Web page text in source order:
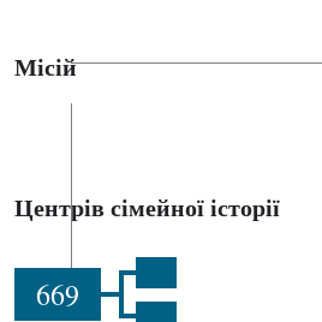
Місій
Центрів сімейної історії
669